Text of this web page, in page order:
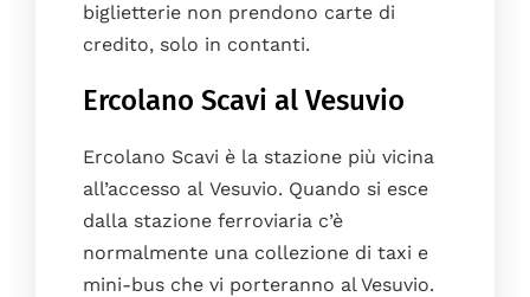
biglietterie non prendono carte di
credito, solo in contanti.
Ercolano Scavi al Vesuvio
Ercolano Scavi è la stazione più vicina
all’accesso al Vesuvio. Quando si esce
dalla stazione ferroviaria c’è
normalmente una collezione di taxi e
mini-bus che vi porteranno al Vesuvio.